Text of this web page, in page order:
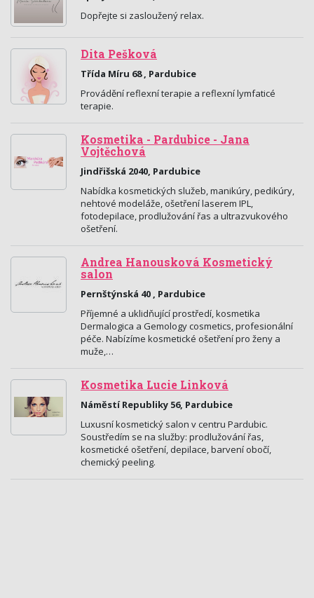
Dopřejte si zasloužený relax.
Dita Pešková
Třída Míru 68 , Pardubice
Provádění reflexní terapie a reflexní lymfaticé
terapie.
Kosmetika - Pardubice - Jana
Vojtěchová
Jindřišská 2040, Pardubice
Nabídka kosmetických služeb, manikúry, pedikúry,
nehtové modeláže, ošetření laserem IPL,
fotodepilace, prodlužování řas a ultrazvukového
ošetření.
Andrea Hanousková Kosmetický
salon
Pernštýnská 40 , Pardubice
Příjemné a uklidňující prostředí, kosmetika
Dermalogica a Gemology cosmetics, profesionální
péče. Nabízíme kosmetické ošetření pro ženy a
muže,…
Kosmetika Lucie Linková
Náměstí Republiky 56, Pardubice
Luxusní kosmetický salon v centru Pardubic.
Soustředím se na služby: prodlužování řas,
kosmetické ošetření, depilace, barvení obočí,
chemický peeling.